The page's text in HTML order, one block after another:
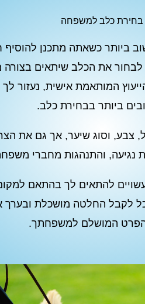
בחירת כלב למשפחה
ביותר כשאתה מתכנן
את הכלב שיתאים בצורה
המותאמת אישית, נעזור לך
ביותר בבחירת כלב.
צבע, וסוג שיער, אך גם את
נגיעה, והתנהגות מחברי
להתאים לך בהתאם למקום
לקבל החלטה מושכלת ובערך
הפרט המושלם למשפחתך.